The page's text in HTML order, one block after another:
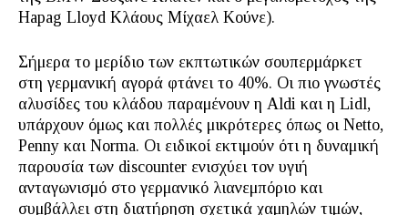
Hapag Lloyd Κλάους Μίχαελ Κούνε).
Σήμερα το μερίδιο των εκπτωτικών σουπερμάρκετ
στη γερμανική αγορά φτάνει το 40%. Οι πιο γνωστές
αλυσίδες του κλάδου παραμένουν η Aldi και η Lidl,
υπάρχουν όμως και πολλές μικρότερες όπως οι Netto,
Penny και Norma. Οι ειδικοί εκτιμούν ότι η δυναμική
παρουσία των discounter ενισχύει τον υγιή
ανταγωνισμό στο γερμανικό λιανεμπόριο και
συμβάλλει στη διατήρηση σχετικά χαμηλών τιμών,